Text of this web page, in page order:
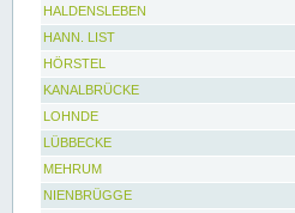
HALDENSLEBEN
HANN. LIST
HÖRSTEL
KANALBRÜCKE
LOHNDE
LÜBBECKE
MEHRUM
NIENBRÜGGE